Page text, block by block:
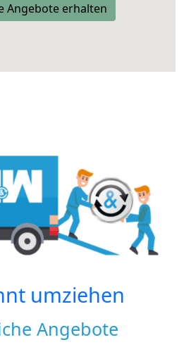
Angebote erhalten
umziehen
Angebote